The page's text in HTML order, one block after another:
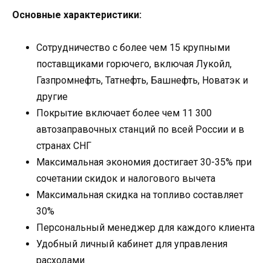
Основные характеристики:
Сотрудничество с более чем 15 крупными
поставщиками горючего, включая Лукойл,
Газпромнефть, Татнефть, Башнефть, Новатэк и
другие
Покрытие включает более чем 11 300
автозаправочных станций по всей России и в
странах СНГ
Максимальная экономия достигает 30-35% при
сочетании скидок и налогового вычета
Максимальная скидка на топливо составляет
30%
Персональный менеджер для каждого клиента
Удобный личный кабинет для управления
расходами